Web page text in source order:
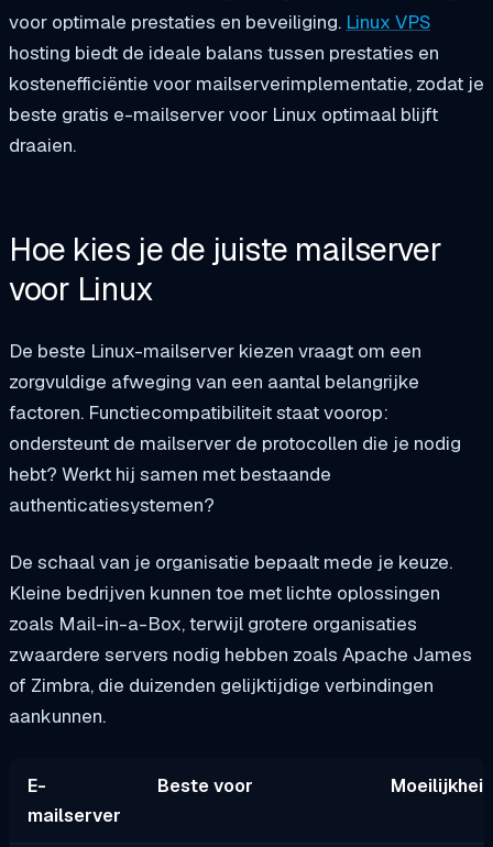
voor optimale prestaties en beveiliging. Linux VPS
hosting biedt de ideale balans tussen prestaties en
kostenefficiëntie voor mailserverimplementatie, zodat je
beste gratis e-mailserver voor Linux optimaal blijft
draaien.
Hoe kies je de juiste mailserver
voor Linux
De beste Linux-mailserver kiezen vraagt om een
zorgvuldige afweging van een aantal belangrijke
factoren. Functiecompatibiliteit staat voorop:
ondersteunt de mailserver de protocollen die je nodig
hebt? Werkt hij samen met bestaande
authenticatiesystemen?
De schaal van je organisatie bepaalt mede je keuze.
Kleine bedrijven kunnen toe met lichte oplossingen
zoals Mail-in-a-Box, terwijl grotere organisaties
zwaardere servers nodig hebben zoals Apache James
of Zimbra, die duizenden gelijktijdige verbindingen
aankunnen.
E-
mailserver
Beste voor